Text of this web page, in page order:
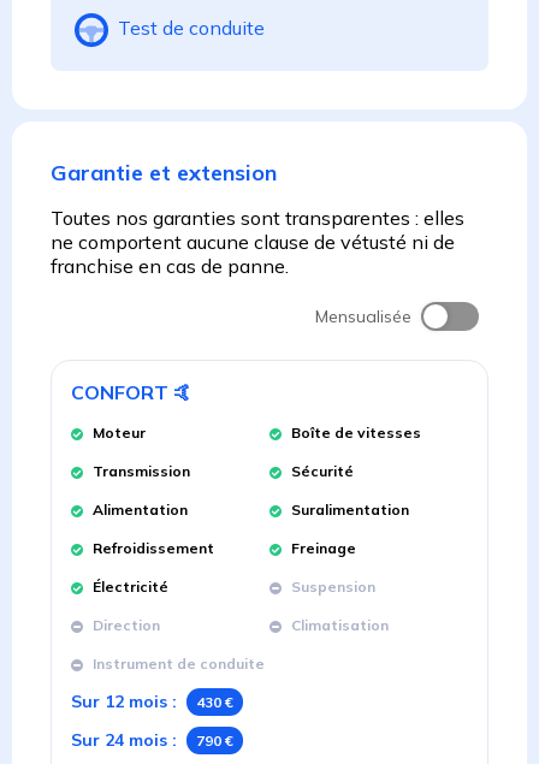
Test de conduite
Garantie et extension
Toutes nos garanties sont transparentes : elles
ne comportent aucune clause de vétusté ni de
franchise en cas de panne.
Mensualisée
CONFORT 🤙
Moteur Boîte de vitesses
Transmission Sécurité
Alimentation Suralimentation
Refroidissement Freinage
Électricité Suspension
Direction Climatisation
Instrument de conduite
Sur 12 mois : 430 €
Sur 24 mois : 790 €